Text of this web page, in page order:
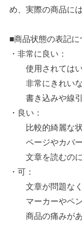
め、実際の商品に
■商品状態の表記に
・非常に良い：
使用されてはい
非常にきれいな
書き込みや線引
・良い：
比較的綺麗な状
ページやカバー
文章を読むのに
・可：
文章が問題なく
マーカーやペン
商品の痛みがあ